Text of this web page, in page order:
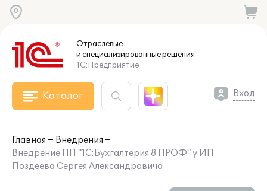
Отраслевые
и специализированныерешения
1С:Предприятие
Каталог Вход
Главная
Внедрения
Внедрение ПП "1С:Бухгалтерия 8 ПРОФ" у ИП
Поздеева Сергея Александровича